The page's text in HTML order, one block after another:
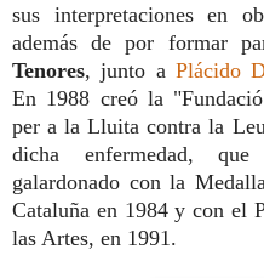
sus interpretaciones en
además de por formar
Tenores, junto a Plácido
En 1988 creó la
per a la Lluita contra la
dicha enfermedad, que
galardonado con la
Cataluña en 1984 y con el
las Artes, en 1991.